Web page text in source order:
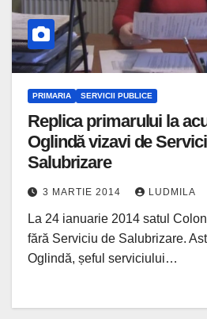
PRIMARIA SERVICII PUBLICE
Replica primarului la
Oglindă vizavi de
Salubrizare
3 MARTIE 2014 LUDMILA
La 24 ianuarie 2014 satul
fără Serviciu de Salubrizare.
Oglindă, șeful serviciului…